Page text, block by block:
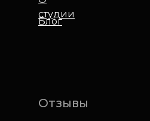
студии
Отзывы
Блог